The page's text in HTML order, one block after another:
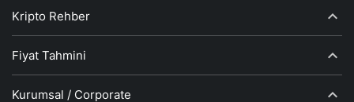
Kripto Rehber
Fiyat Tahmini
Kurumsal / Corporate